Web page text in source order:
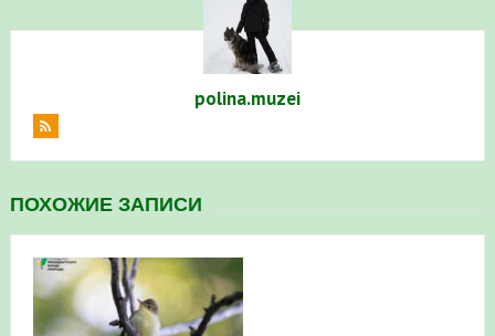
polina.muzei
ПОХОЖИЕ ЗАПИСИ